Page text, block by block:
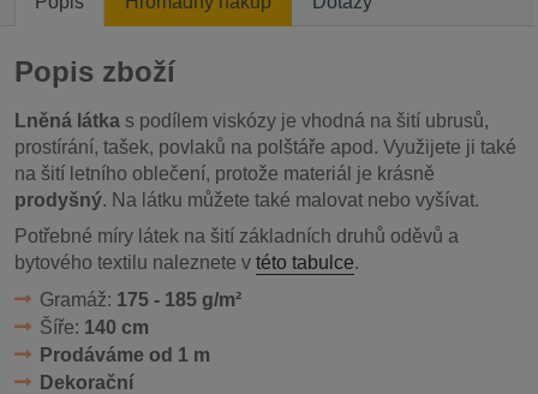
Popis zboží
Lněná látka s podílem viskózy je vhodná na šití ubrusů,
prostírání, tašek, povlaků na polštáře apod. Využijete ji také
na šití letního oblečení, protože materiál je krásně
prodyšný. Na látku můžete také malovat nebo vyšívat.
Potřebné míry látek na šití základních druhů oděvů a
bytového textilu naleznete v této tabulce.
Gramáž: 175 - 185 g/m²
Šíře: 140 cm
Prodáváme od 1 m
Dekorační